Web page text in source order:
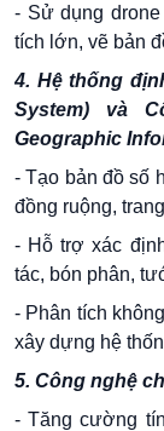
- Sử dụng drone
tích lớn, vẽ bản
4. Hệ thống
System) và
Geographic
- Tạo bản đồ số
đồng ruộng,
- Hỗ trợ xác
tác, bón phân,
- Phân tích
xây dựng hệ
5. Công nghệ
- Tăng cường